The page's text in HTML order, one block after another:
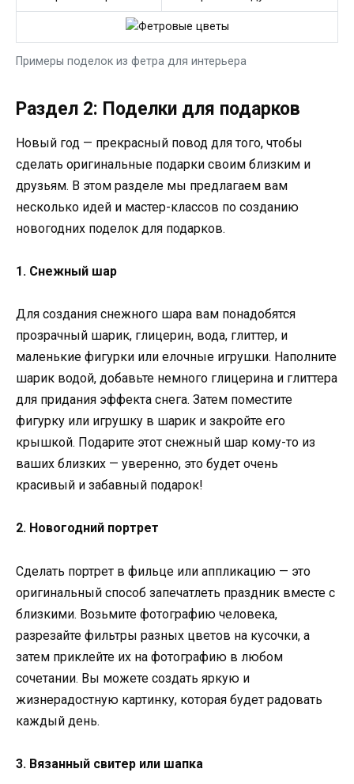
Примеры поделок из фетра для интерьера
Раздел 2: Поделки для подарков
Новый год — прекрасный повод для того, чтобы
сделать оригинальные подарки своим близким и
друзьям. В этом разделе мы предлагаем вам
несколько идей и мастер-классов по созданию
новогодних поделок для подарков.
1. Снежный шар
Для создания снежного шара вам понадобятся
прозрачный шарик, глицерин, вода, глиттер, и
маленькие фигурки или елочные игрушки. Наполните
шарик водой, добавьте немного глицерина и глиттера
для придания эффекта снега. Затем поместите
фигурку или игрушку в шарик и закройте его
крышкой. Подарите этот снежный шар кому-то из
ваших близких — уверенно, это будет очень
красивый и забавный подарок!
2. Новогодний портрет
Сделать портрет в фильце или аппликацию — это
оригинальный способ запечатлеть праздник вместе с
близкими. Возьмите фотографию человека,
разрезайте фильтры разных цветов на кусочки, а
затем приклейте их на фотографию в любом
сочетании. Вы можете создать яркую и
жизнерадостную картинку, которая будет радовать
каждый день.
3. Вязанный свитер или шапка